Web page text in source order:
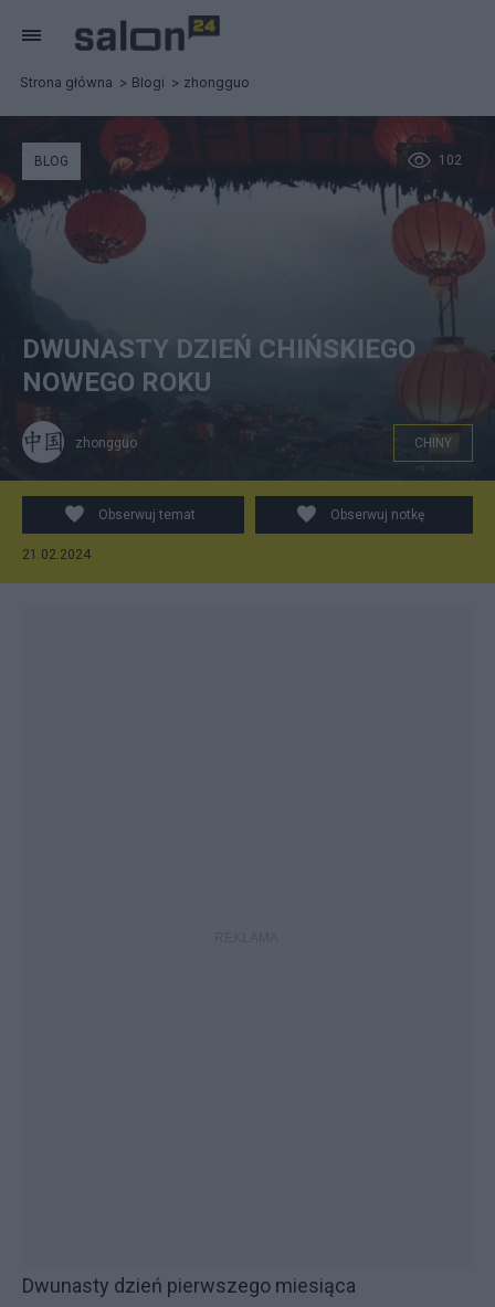
Strona główna Blogi zhongguo
102
BLOG
DWUNASTY DZIEŃ CHIŃSKIEGO
NOWEGO ROKU
zhongguo CHINY
Obserwuj temat Obserwuj notkę
21.02.2024
Dwunasty dzień pierwszego miesiąca